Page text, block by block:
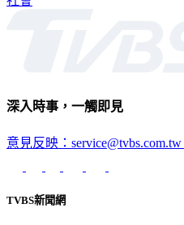
深入時事，一觸即見
意見反映：service@tvbs.com.tw
TVBS新聞網